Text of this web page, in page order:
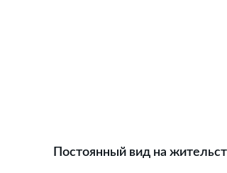
Постоянный вид на